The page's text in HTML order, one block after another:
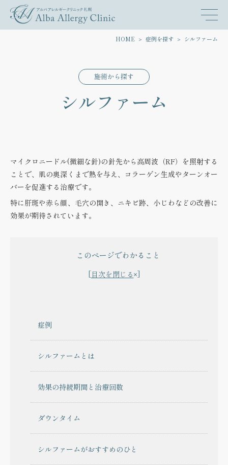
HOME 症例を探す シルファーム
施術から探す
シルファーム
マイクロニードル(微細な針)の針先から高周波（RF）を照射する
ことで、肌の奥深くまで熱を与え、コラーゲン生成やターンオー
バーを促進する治療です。
特に肝斑や赤ら顔、毛穴の開き、ニキビ跡、小じわなどの改善に
効果が期待されています。
このページでわかること
目次を閉じる
症例
シルファームとは
効果の持続期間と治療回数
ダウンタイム
シルファームがおすすめのひと